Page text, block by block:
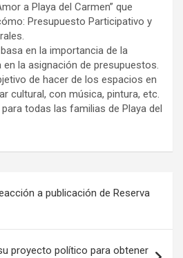
a Playa del Carmen” que
Presupuesto Participativo y
en la importancia de la
la asignación de presupuestos.
de hacer de los espacios en
cultural, con música, pintura, etc.
todas las familias de Playa del
a publicación de Reserva
proyecto político para obtener